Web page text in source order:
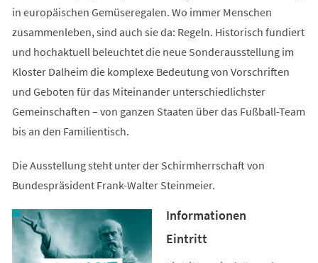
in europäischen Gemüseregalen. Wo immer Menschen
zusammenleben, sind auch sie da: Regeln. Historisch fundiert
und hochaktuell beleuchtet die neue Sonderausstellung im
Kloster Dalheim die komplexe Bedeutung von Vorschriften
und Geboten für das Miteinander unterschiedlichster
Gemeinschaften – von ganzen Staaten über das Fußball-Team
bis an den Familientisch.
Die Ausstellung steht unter der Schirmherrschaft von
Bundespräsident Frank-Walter Steinmeier.
Informationen
Eintritt